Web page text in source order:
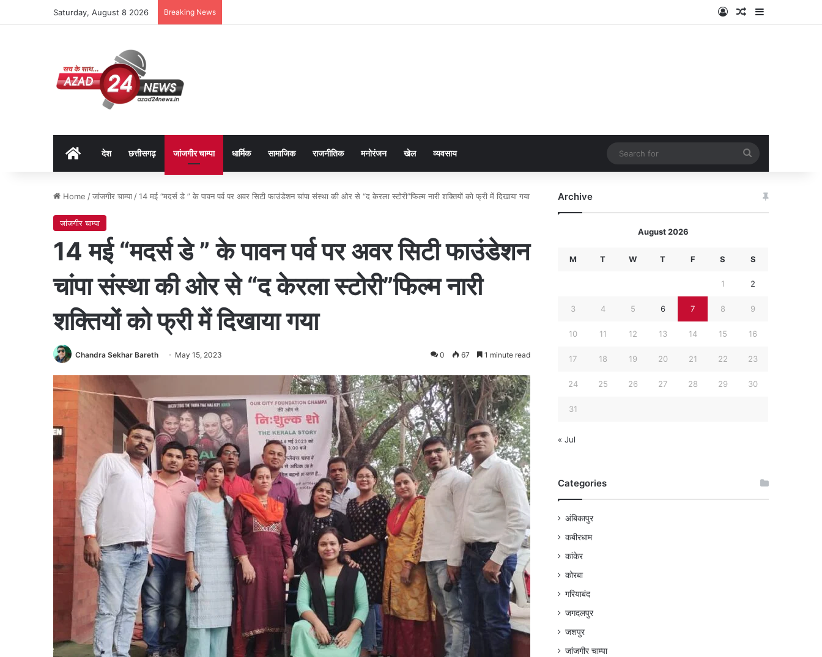
Saturday, August 8 2026 Breaking News Log InRandom Article
Sidebar
Homeदेश छत्तीसगढ़ जांजगीर चाम्पा धार्मिक सामाजिक राजनीतिक मनोरंजन खेल व्यवसाय
for
Home /जांजगीर चाम्पा /14 मई “मदर्स डे ” के पावन पर्व पर अवर सिटी फाउंडेशन चांपा संस्था की ओर से “द केरला स्टोरी”फिल्म नारी शक्तियों को फ्री में दिखाया गया
जांजगीर चाम्पा
14 मई “मदर्स डे ” के पावन पर्व पर अवर सिटी फाउंडेशन
चांपा संस्था की ओर से “द केरला स्टोरी”फिल्म नारी
शक्तियों को फ्री में दिखाया गया
Chandra Sekhar Bareth May 15, 2023 0 67 1 minute read
Archive
August 2026
M T W T F S S
1 2
3 4 5 6 7 8 9
10 11 12 13 14 15 16
17 18 19 20 21 22 23
24 25 26 27 28 29 30
31
« Jul
Categories
अंबिकापुर
कबीरधाम
कांकेर
कोरबा
गरियाबंद
जगदलपुर
जशपुर
जांजगीर चाम्पा